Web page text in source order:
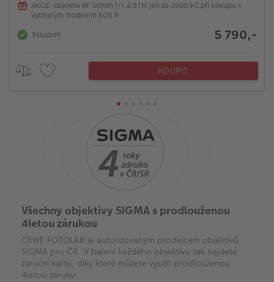
AKCE: objektiv RF 50mm f/1.8 STM jen za 3990 Kč při nákupu s
vybraným modelem EOS R
Skladem
5 790,-
KOUPIT
Všechny objektivy SIGMA s prodlouženou
4letou zárukou
CEWE FOTOLAB je autorizovaným prodejcem objektivů
SIGMA pro ČR. V balení každého objektivu tak najdete
záruční kartu, díky které můžete využít prodlouženou
4letou záruku.